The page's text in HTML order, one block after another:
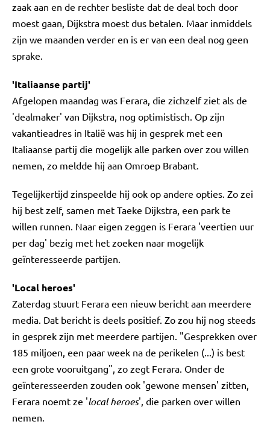
zaak aan en de rechter besliste dat de deal toch door
moest gaan, Dijkstra moest dus betalen. Maar inmiddels
zijn we maanden verder en is er van een deal nog geen
sprake.
'Italiaanse partij'
Afgelopen maandag was Ferara, die zichzelf ziet als de
'dealmaker' van Dijkstra, nog optimistisch. Op zijn
vakantieadres in Italië was hij in gesprek met een
Italiaanse partij die mogelijk alle parken over zou willen
nemen, zo meldde hij aan Omroep Brabant.
Tegelijkertijd zinspeelde hij ook op andere opties. Zo zei
hij best zelf, samen met Taeke Dijkstra, een park te
willen runnen. Naar eigen zeggen is Ferara 'veertien uur
per dag' bezig met het zoeken naar mogelijk
geïnteresseerde partijen.
'Local heroes'
Zaterdag stuurt Ferara een nieuw bericht aan meerdere
media. Dat bericht is deels positief. Zo zou hij nog steeds
in gesprek zijn met meerdere partijen. "Gesprekken over
185 miljoen, een paar week na de perikelen (...) is best
een grote vooruitgang", zo zegt Ferara. Onder de
geïnteresseerden zouden ook 'gewone mensen' zitten,
Ferara noemt ze 'local heroes', die parken over willen
nemen.